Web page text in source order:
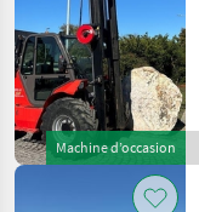
Machine d’occasion